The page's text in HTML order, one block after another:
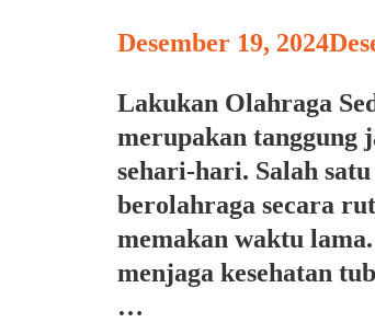
Desember 19, 2024
Lakukan Olahraga
merupakan tanggung
sehari-hari. Salah
berolahraga secara
memakan waktu
menjaga kesehatan
…